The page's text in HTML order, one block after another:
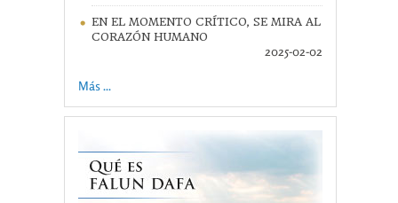
EN EL MOMENTO CRÍTICO, SE MIRA AL
CORAZÓN HUMANO
2025-02-02
Más ...